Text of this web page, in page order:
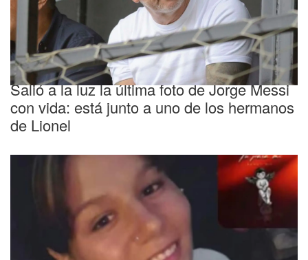
Conmovedor recuerdo
Salió a la luz la última foto de Jorge Messi
con vida: está junto a uno de los hermanos
de Lionel